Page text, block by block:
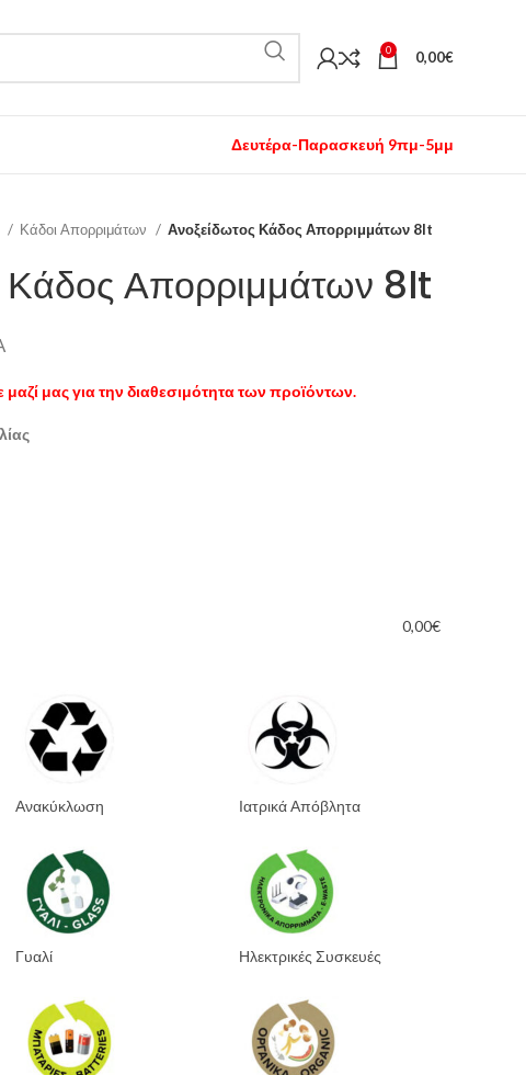
0 0,00€
Δευτέρα-Παρασκευή 9πμ-5μμ
Κάδοι Απορριμάτων Ανοξείδωτος Κάδος Απορριμμάτων 8lt
Κάδος Απορριμμάτων 8lt
μας για την διαθεσιμότητα των προϊόντων.
0,00€
Ανακύκλωση Ιατρικά Απόβλητα
Γυαλί Ηλεκτρικές Συσκευές